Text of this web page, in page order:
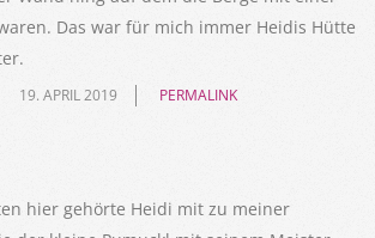
Das war für mich immer Heidis Hütte
19. APRIL 2019 PERMALINK
hier gehörte Heidi mit zu meiner